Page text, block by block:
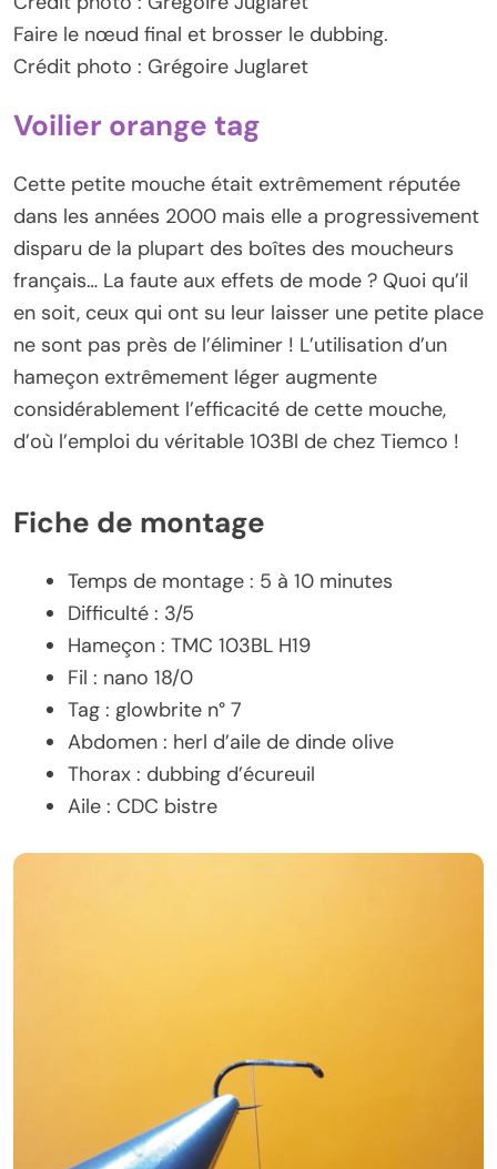
Faire le nœud final et brosser le dubbing.
Crédit photo : Grégoire Juglaret
Voilier orange tag
Cette petite mouche était extrêmement réputée
dans les années 2000 mais elle a progressivement
disparu de la plupart des boîtes des moucheurs
français… La faute aux effets de mode ? Quoi qu’il
en soit, ceux qui ont su leur laisser une petite place
ne sont pas près de l’éliminer ! L’utilisation d’un
hameçon extrêmement léger augmente
considérablement l’efficacité de cette mouche,
d’où l’emploi du véritable 103Bl de chez Tiemco !
Fiche de montage
Temps de montage : 5 à 10 minutes
Difficulté : 3/5
Hameçon : TMC 103BL H19
Fil : nano 18/0
Tag : glowbrite n° 7
Abdomen : herl d’aile de dinde olive
Thorax : dubbing d’écureuil
Aile : CDC bistre